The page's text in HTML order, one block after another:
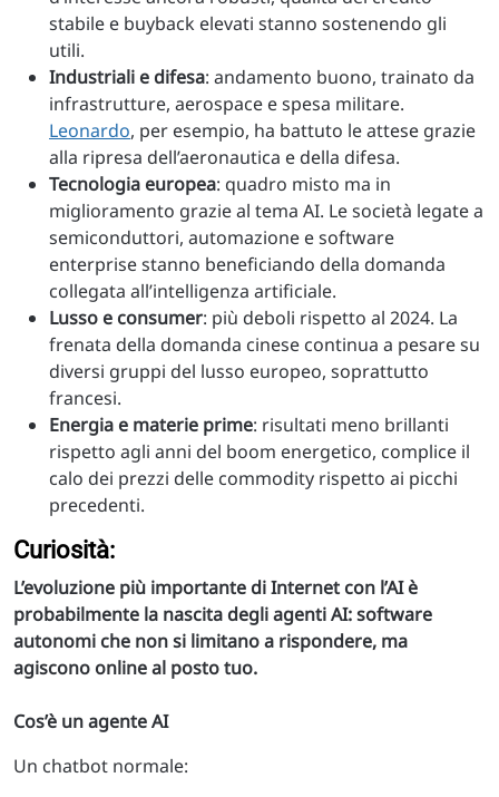
stabile e buyback elevati stanno sostenendo gli
utili.
Industriali e difesa: andamento buono, trainato da
infrastrutture, aerospace e spesa militare.
Leonardo, per esempio, ha battuto le attese grazie
alla ripresa dell’aeronautica e della difesa.
Tecnologia europea: quadro misto ma in
miglioramento grazie al tema AI. Le società legate a
semiconduttori, automazione e software
enterprise stanno beneficiando della domanda
collegata all’intelligenza artificiale.
Lusso e consumer: più deboli rispetto al 2024. La
frenata della domanda cinese continua a pesare su
diversi gruppi del lusso europeo, soprattutto
francesi.
Energia e materie prime: risultati meno brillanti
rispetto agli anni del boom energetico, complice il
calo dei prezzi delle commodity rispetto ai picchi
precedenti.
Curiosità:
L’evoluzione più importante di Internet con l’AI è
probabilmente la nascita degli agenti AI: software
autonomi che non si limitano a rispondere, ma
agiscono online al posto tuo.
Cos’è un agente AI
Un chatbot normale: